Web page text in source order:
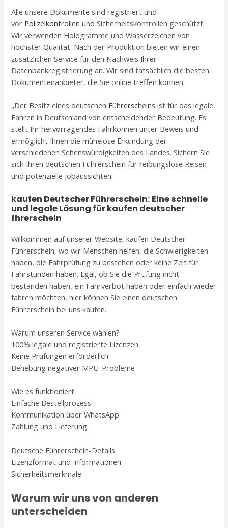
Alle unsere Dokumente sind registriert und
vor Polizeikontrollenund Sicherheitskontrollen geschützt.
Wir verwenden Hologramme und Wasserzeichen von
höchster Qualität. Nach der Produktion bieten wir einen
zusätzlichen Service für den Nachweis Ihrer
Datenbankregistrierung an. Wir sind tatsächlich die besten
Dokumentenanbieter, die Sie online treffen können.
„Der Besitz eines deutschen Führerscheinsist für das legale
Fahren in Deutschland von entscheidender Bedeutung. Es
stellt Ihr hervorragendes Fahrkönnen unter Beweis und
ermöglicht Ihnen die mühelose Erkundung der
verschiedenen Sehenswürdigkeiten des Landes. Sichern Sie
sich Ihren deutschen Führerschein für reibungslose Reisen
und potenzielle Jobaussichten.
kaufen Deutscher Führerschein: Eine schnelle
und legale Lösung für kaufen deutscher
fhrerschein
Willkommen auf unserer Website, kaufen Deutscher
Führerschein, wo wir Menschen helfen, die Schwierigkeiten
haben, die Fahrprüfung zu bestehen oder keine Zeit für
Fahrstunden haben. Egal, ob Sie die Prüfung nicht
bestanden haben, ein Fahrverbot haben oder einfach wieder
fahren möchten, hier können Sie einen deutschen
Führerschein bei uns kaufen.
Warum unseren Service wählen?
100% legale und registrierte Lizenzen
Keine Prüfungen erforderlich
Behebung negativer MPU-Probleme
Wie es funktioniert
Einfache Bestellprozess
Kommunikation über WhatsApp
Zahlung und Lieferung
Deutsche Führerschein-Details
Lizenzformat und Informationen
Sicherheitsmerkmale
Warum wir uns von anderen
unterscheiden